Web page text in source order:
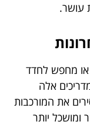
עושר.
מחפש לחדד
אלה
את המורכבות
ומושכל יותר